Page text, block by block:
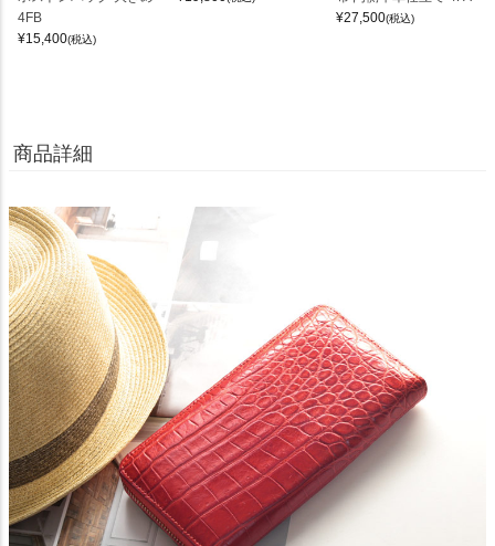
4FB
¥15,400(税込)
¥27,500(税込)
商品詳細